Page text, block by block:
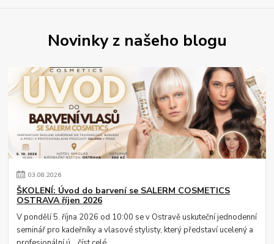
Novinky z našeho blogu
03.08.2026
ŠKOLENÍ: Úvod do barvení se SALERM COSMETICS
OSTRAVA říjen 2026
V pondělí 5. října 2026 od 10:00 se v Ostravě uskuteční jednodenní
seminář pro kadeřníky a vlasové stylisty, který představí ucelený a